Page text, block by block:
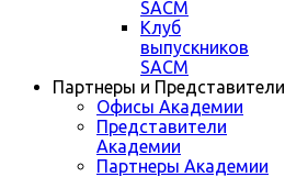
SACM
Клуб
выпускников
SACM
Партнеры и Представители
Офисы Академии
Представители
Академии
Партнеры Академии